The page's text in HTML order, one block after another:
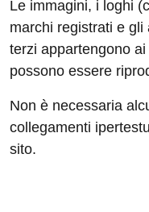
Le immagini, i loghi
marchi registrati e
terzi appartengono
possono essere
Non è necessaria
collegamenti
sito.